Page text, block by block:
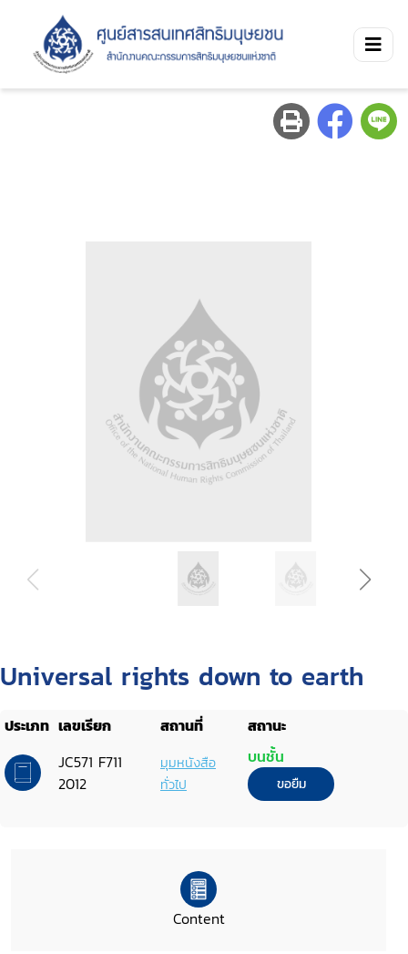
Universal rights down to earth
ประเภท เลขเรียก สถานที่
สถานะ
JC571 F711
2012
มุมหนังสือ
ทั่วไป
บนชั้น
ขอยืม
Content